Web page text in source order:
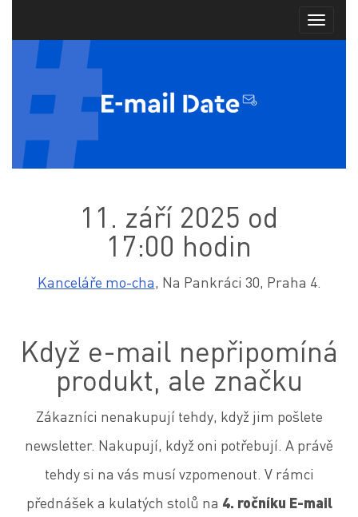
11. září 2025 od
17:00 hodin
Kanceláře mo-cha, Na Pankráci 30, Praha 4.
Když e-mail nepřipomíná
produkt, ale značku
Zákazníci nenakupují tehdy, když jim pošlete
newsletter. Nakupují, když oni potřebují. A právě
tehdy si na vás musí vzpomenout. V rámci
přednášek a kulatých stolů na 4. ročníku E-mail